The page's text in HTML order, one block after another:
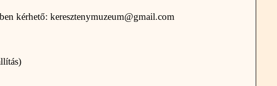
kérhető: keresztenymuzeum@gmail.com